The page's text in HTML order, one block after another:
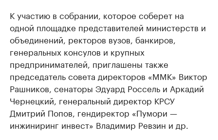
К участию в собрании, которое соберет на
одной площадке представителей министерств и
объединений, ректоров вузов, банкиров,
генеральных консулов и крупных
предпринимателей, приглашены также
председатель совета директоров «ММК» Виктор
Рашников, сенаторы Эдуард Россель и Аркадий
Чернецкий, генеральный директор КРСУ
Дмитрий Попов, гендиректор «Пумори —
инжиниринг инвест» Владимир Ревзин и др.